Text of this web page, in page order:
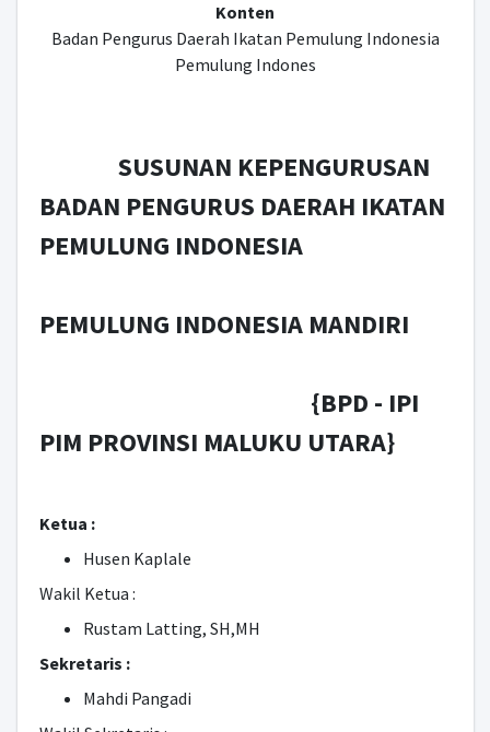
Konten
Badan Pengurus Daerah Ikatan Pemulung Indonesia
Pemulung Indones
SUSUNAN KEPENGURUSAN
BADAN PENGURUS DAERAH IKATAN
PEMULUNG INDONESIA
PEMULUNG INDONESIA MANDIRI
{BPD - IPI
PIM PROVINSI MALUKU UTARA}
Ketua :
Husen Kaplale
Wakil Ketua :
Rustam Latting, SH,MH
Sekretaris :
Mahdi Pangadi